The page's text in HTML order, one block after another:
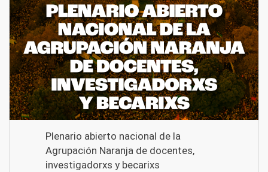
Plenario abierto nacional de la
Agrupación Naranja de docentes,
investigadorxs y becarixs